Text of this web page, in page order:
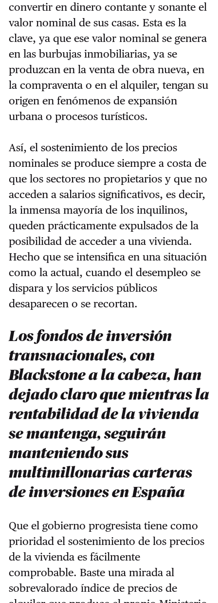
convertir en dinero contante y sonante el
valor nominal de sus casas. Esta es la
clave, ya que ese valor nominal se genera
en las burbujas inmobiliarias, ya se
produzcan en la venta de obra nueva, en
la compraventa o en el alquiler, tengan su
origen en fenómenos de expansión
urbana o procesos turísticos.
Así, el sostenimiento de los precios
nominales se produce siempre a costa de
que los sectores no propietarios y que no
acceden a salarios significativos, es decir,
la inmensa mayoría de los inquilinos,
queden prácticamente expulsados de la
posibilidad de acceder a una vivienda.
Hecho que se intensifica en una situación
como la actual, cuando el desempleo se
dispara y los servicios públicos
desaparecen o se recortan.
Los fondos de inversión
transnacionales, con
Blackstone a la cabeza, han
dejado claro que mientras la
rentabilidad de la vivienda
se mantenga, seguirán
manteniendo sus
multimillonarias carteras
de inversiones en España
Que el gobierno progresista tiene como
prioridad el sostenimiento de los precios
de la vivienda es fácilmente
comprobable. Baste una mirada al
sobrevalorado índice de precios de